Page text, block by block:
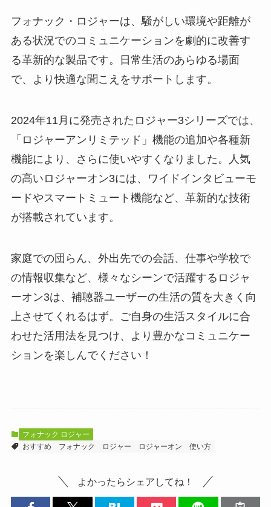
フォナック・ロジャーは、騒がしい環境や距離が
ある状況でのコミュニケーションを劇的に改善す
る革新的な製品です。日常生活のあらゆる場面
で、より快適な聞こえをサポートします。
2024年11月に発売されたロジャー3シリーズでは、
「ロジャーアンリミテッド」機能の追加や各種新
機能により、さらに使いやすくなりました。人気
の高いロジャーオン3には、ワイドインタビューモ
ードやスマートミュート機能など、革新的な技術
が搭載されています。
家庭での団らん、外出先での会話、仕事や学校で
の情報収集など、様々なシーンで活躍するロジャ
ーオン3は、補聴器ユーザーの生活の質を大きく向
上させてくれるはず。ご自身の生活スタイルに合
わせた活用法を見つけ、より豊かなコミュニケー
ションを楽しんでください！
フォナック ロジャー
おすすめ
フォナック ロジャー ロジャーオン 使い方
よかったらシェアしてね！